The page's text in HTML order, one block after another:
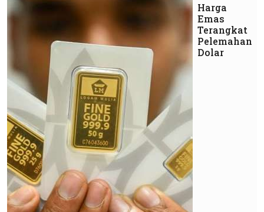
Harga
Emas
Terangkat
Pelemahan
Dolar